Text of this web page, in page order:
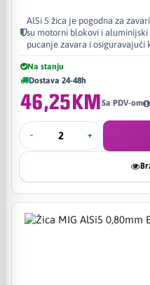
AlSi 5 žica je pogodna za
su motorni blokovi i
pucanje zavara i osiguravajući
Na stanju
Dostava 24-48h
46,25KMSa PDV-om
- +